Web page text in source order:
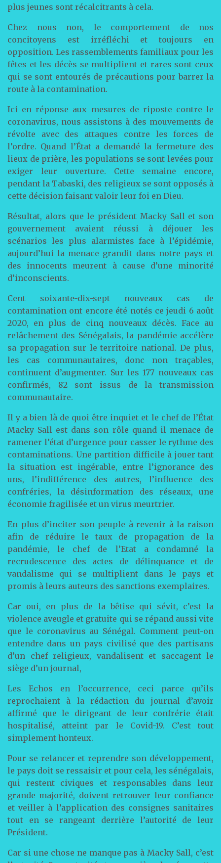
plus jeunes sont récalcitrants à cela.
Chez nous non, le comportement de nos
concitoyens est irréfléchi et toujours en
opposition. Les rassemblements familiaux pour les
fêtes et les décès se multiplient et rares sont ceux
qui se sont entourés de précautions pour barrer la
route à la contamination.
Ici en réponse aux mesures de riposte contre le
coronavirus, nous assistons à des mouvements de
révolte avec des attaques contre les forces de
l’ordre. Quand l’État a demandé la fermeture des
lieux de prière, les populations se sont levées pour
exiger leur ouverture. Cette semaine encore,
pendant la Tabaski, des religieux se sont opposés à
cette décision faisant valoir leur foi en Dieu.
Résultat, alors que le président Macky Sall et son
gouvernement avaient réussi à déjouer les
scénarios les plus alarmistes face à l’épidémie,
aujourd’hui la menace grandit dans notre pays et
des innocents meurent à cause d’une minorité
d’inconscients.
Cent soixante-dix-sept nouveaux cas de
contamination ont encore été notés ce jeudi 6 août
2020, en plus de cinq nouveaux décès. Face au
relâchement des Sénégalais, la pandémie accélère
sa propagation sur le territoire national. De plus,
les cas communautaires, donc non traçables,
continuent d’augmenter. Sur les 177 nouveaux cas
confirmés, 82 sont issus de la transmission
communautaire.
Il y a bien là de quoi être inquiet et le chef de l’État
Macky Sall est dans son rôle quand il menace de
ramener l’état d’urgence pour casser le rythme des
contaminations. Une partition difficile à jouer tant
la situation est ingérable, entre l’ignorance des
uns, l’indifférence des autres, l’influence des
confréries, la désinformation des réseaux, une
économie fragilisée et un virus meurtrier.
En plus d’inciter son peuple à revenir à la raison
afin de réduire le taux de propagation de la
pandémie, le chef de l’Etat a condamné la
recrudescence des actes de délinquance et de
vandalisme qui se multiplient dans le pays et
promis à leurs auteurs des sanctions exemplaires.
Car oui, en plus de la bêtise qui sévit, c’est la
violence aveugle et gratuite qui se répand aussi vite
que le coronavirus au Sénégal. Comment peut-on
entendre dans un pays civilisé que des partisans
d’un chef religieux, vandalisent et saccagent le
siège d’un journal,
Les Echos en l’occurrence, ceci parce qu’ils
reprochaient à la rédaction du journal d’avoir
affirmé que le dirigeant de leur confrérie était
hospitalisé, atteint par le Covid-19. C’est tout
simplement honteux.
Pour se relancer et reprendre son développement,
le pays doit se ressaisir et pour cela, les sénégalais,
qui restent civiques et responsables dans leur
grande majorité, doivent retrouver leur confiance
et veiller à l’application des consignes sanitaires
tout en se rangeant derrière l’autorité de leur
Président.
Car si une chose ne manque pas à Macky Sall, c’est